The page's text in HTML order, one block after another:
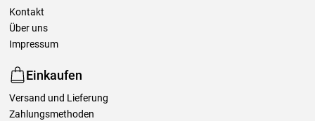
Kontakt
Über uns
Impressum
Einkaufen
Versand und Lieferung
Zahlungsmethoden